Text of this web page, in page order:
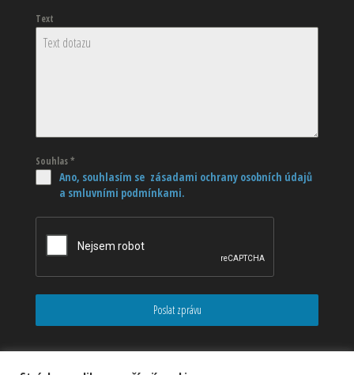
Text
Souhlas*
Ano, souhlasím se zásadami ochrany osobních údajů
a smluvními podmínkami.
Poslat zprávu